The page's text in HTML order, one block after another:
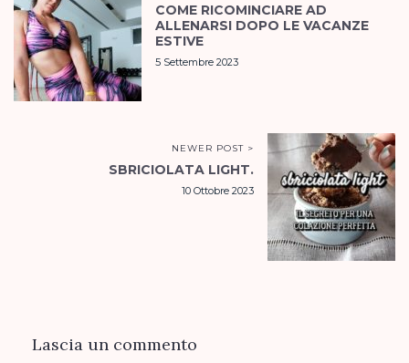
COME RICOMINCIARE AD
ALLENARSI DOPO LE VACANZE
ESTIVE
5 Settembre 2023
NEWER POST >
SBRICIOLATA LIGHT.
10 Ottobre 2023
Lascia un commento